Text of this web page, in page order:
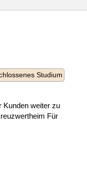
Studium
Kunden weiter zu
Für